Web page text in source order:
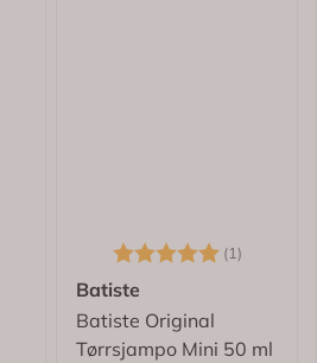
5.0 av 5 muligeKarakter: (1)
Batiste
Batiste Original
Tørrsjampo Mini 50 ml